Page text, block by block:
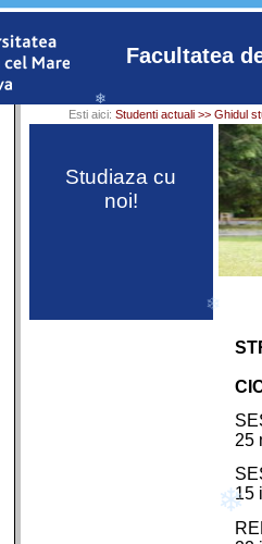
Facultatea
Esti aici: Studenti actuali >> Ghidul
Studiaza cu
noi!
25
15
❄